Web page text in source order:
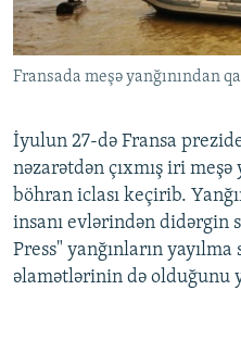
Fransada meşə yanğınından
İyulun 27-də Fransa
nəzarətdən çıxmış iri meşə
böhran iclası keçirib.
insanı evlərindən didərgin
Press" yanğınların
əlamətlərinin də olduğunu